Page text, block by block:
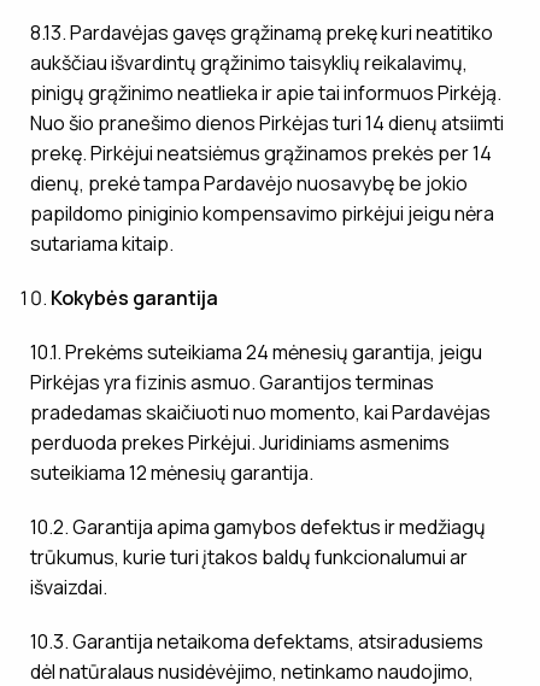
8.13. Pardavėjas gavęs grąžinamą prekę kuri neatitiko
aukščiau išvardintų grąžinimo taisyklių reikalavimų,
pinigų grąžinimo neatlieka ir apie tai informuos Pirkėją.
Nuo šio pranešimo dienos Pirkėjas turi 14 dienų atsiimti
prekę. Pirkėjui neatsiėmus grąžinamos prekės per 14
dienų, prekė tampa Pardavėjo nuosavybę be jokio
papildomo piniginio kompensavimo pirkėjui jeigu nėra
sutariama kitaip.
Kokybės garantija
10.1. Prekėms suteikiama 24 mėnesių garantija, jeigu
Pirkėjas yra fizinis asmuo. Garantijos terminas
pradedamas skaičiuoti nuo momento, kai Pardavėjas
perduoda prekes Pirkėjui. Juridiniams asmenims
suteikiama 12 mėnesių garantija.
10.2. Garantija apima gamybos defektus ir medžiagų
trūkumus, kurie turi įtakos baldų funkcionalumui ar
išvaizdai.
10.3. Garantija netaikoma defektams, atsiradusiems
dėl natūralaus nusidėvėjimo, netinkamo naudojimo,